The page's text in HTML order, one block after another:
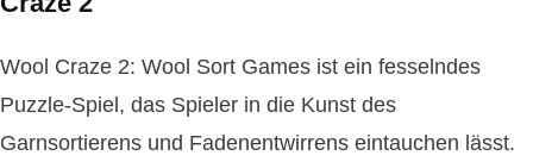
Wool Craze 2: Wool Sort Games ist ein fesselndes
Puzzle-Spiel, das Spieler in die Kunst des
Garnsortierens und Fadenentwirrens eintauchen lässt.